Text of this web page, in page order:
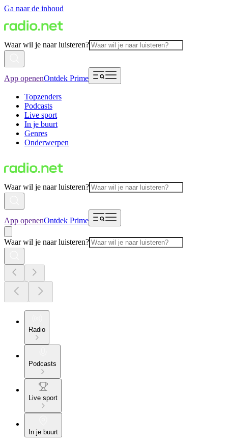
Ga naar de inhoud
Waar wil je naar luisteren?
App openenOntdek Prime
Topzenders
Podcasts
Live sport
In je buurt
Genres
Onderwerpen
Waar wil je naar luisteren?
App openenOntdek Prime
Waar wil je naar luisteren?
Radio
Podcasts
Live sport
In je buurt